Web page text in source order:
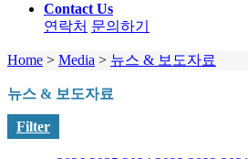
Contact Us
연락처 문의하기
Home > Media > 뉴스 & 보도자료
뉴스 & 보도자료
Filter